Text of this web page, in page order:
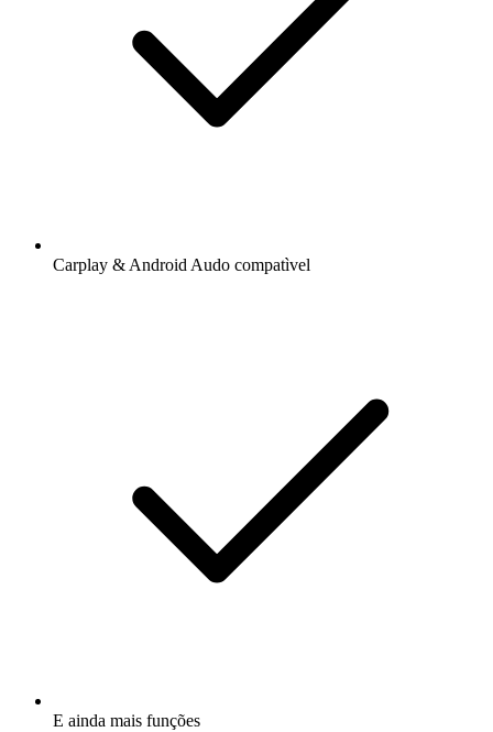
Carplay & Android Audo compatìvel
E ainda mais funções